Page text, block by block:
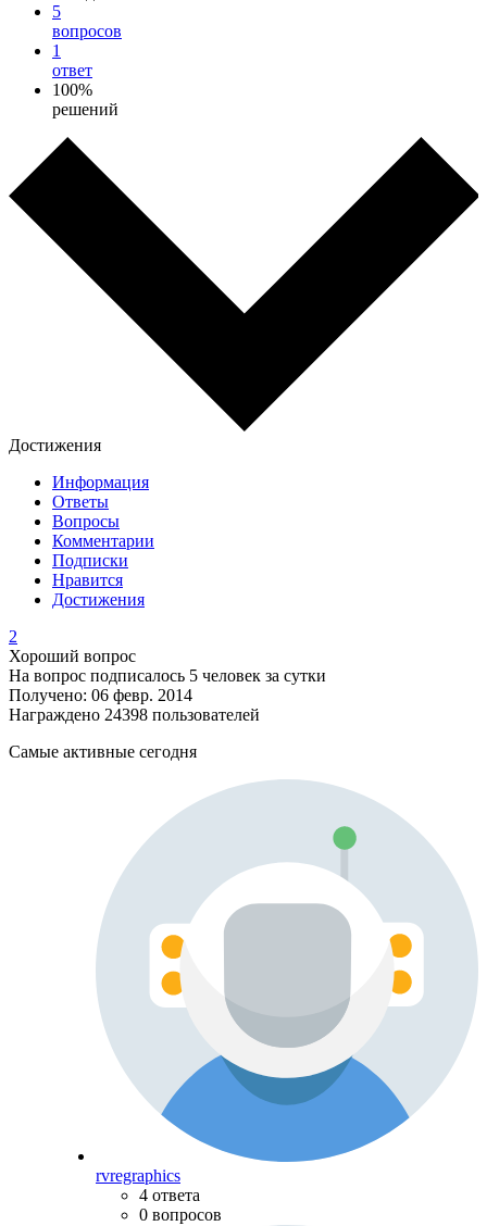
5
вопросов
1
ответ
100%
решений
Достижения
Информация
Ответы
Вопросы
Комментарии
Подписки
Нравится
Достижения
2
Хороший вопрос
На вопрос подписалось 5 человек за сутки
Получено: 06 февр. 2014
Награждено 24398 пользователей
Самые активные сегодня
rvregraphics
4 ответа
0 вопросов